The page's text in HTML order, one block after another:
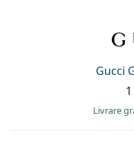
Gucci
Livrare